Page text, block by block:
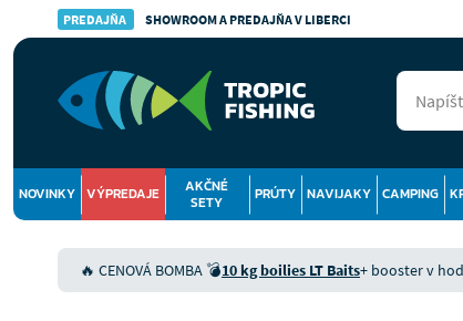
PREDAJŇA SHOWROOM A PREDAJŇA V LIBERCI
NOVINKY VÝPREDAJE
AKČNÉ
SETY
PRÚTY NAVIJAKY CAMPING
🔥 CENOVÁ BOMBA 💣10 kg boilies LT Baits+ booster v